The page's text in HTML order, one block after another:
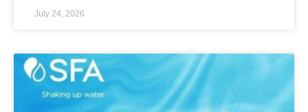
July 24, 2026